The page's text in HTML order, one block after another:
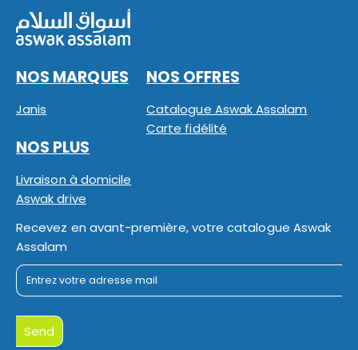
NOS MARQUES
Janis
NOS OFFRES
Catalogue Aswak Assalam
Carte fidélité
NOS PLUS
Livraison à domicile
Aswak drive
Recevez en avant-première, votre catalogue Aswak
Assalam